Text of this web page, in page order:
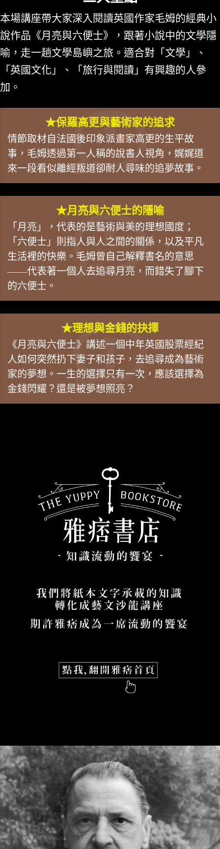
本場講座帶大家深入閱讀英國作家毛姆的經典小
說作品《月亮與六便士》，跟著小說中的文學隱
喻，走一趟文學島嶼之旅。適合對「文學」、
「英國文化」、「旅行與閱讀」有興趣的人參
加。
★保羅高更與藝術家的追求
情節取材自法國後印象派畫家高更的生平故
事，毛姆透過第一人稱的說書人視角，娓娓道
來一段看似離經叛道卻耐人尋味的追夢故事。
★月亮與六便士的隱喻
「月亮」，代表的是藝術與美的理想國度；
「六便士」則指人與人之間的關係，以及平凡
生活裡的快樂。毛姆曾自己解釋書名的意思
——代表著一個人去追尋月亮，而錯失了腳下
的六便士。
★理想與金錢的抉擇
《月亮與六便士》講述一個中年英國股票經紀
人如何突然扔下妻子和孩子，去追尋成為藝術
家的夢想。一生的選擇只有一次，應該選擇為
金錢閃耀？還是被夢想照亮？